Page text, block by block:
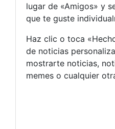
lugar de «Amigos» y
que te guste
Haz clic o toca
de noticias
mostrarte noticias,
memes o cualquier